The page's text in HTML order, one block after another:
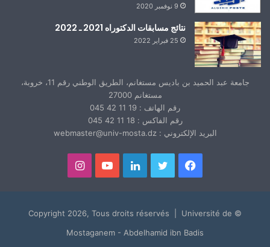
9 نوفمبر 2020
نتائج مسابقات الدكتوراه 2021 ـ 2022
25 فبراير 2022
جامعة عبد الحميد بن باديس مستغانم، الطريق الوطني رقم 11، خروبة،
مستغانم 27000
رقم الهاتف : 19 11 42 045
رقم الفاكس : 18 11 42 045
البريد الإلكتروني : webmaster@univ-mosta.dz
فيسبوك تويتر لينكدإنيوتيوبانستقرام
© Copyright 2026, Tous droits réservés | Université de
Mostaganem - Abdelhamid ibn Badis